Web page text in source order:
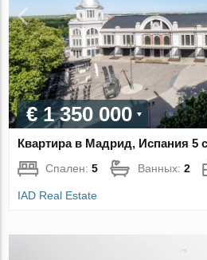
€ 1 350 000
Квартира в Мадрид, Испания 5
Спален:5 Ванных:2
IAD Real Estate